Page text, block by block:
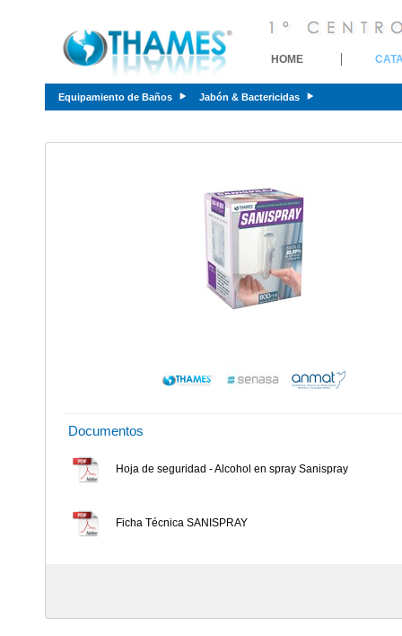
HOME
Equipamiento de Baños Jabón & Bactericidas
Documentos
Hoja de seguridad - Alcohol en spray Sanispray
Ficha Técnica SANISPRAY